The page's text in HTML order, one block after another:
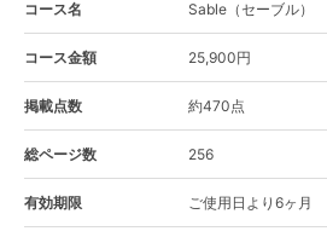
コース名 Sable（セーブル）
コース金額 25,900円
掲載点数 約470点
総ページ数 256
有効期限 ご使用日より6ヶ月